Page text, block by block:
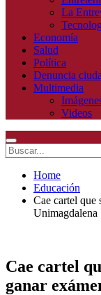
La
Economía
Salud
Política
Denuncia
Multimedia
Videos
Home
Educación
Cae cartel que
Unimagdalena
Cae cartel
ganar